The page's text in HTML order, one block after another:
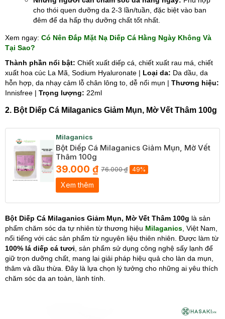
cho thói quen dưỡng da 2-3 lần/tuần, đặc biệt vào ban
đêm để da hấp thụ dưỡng chất tốt nhất.
Xem ngay: Có Nên Đắp Mặt Nạ Diếp Cá Hằng Ngày Không Và
Tại Sao?
Thành phần nổi bật: Chiết xuất diếp cá, chiết xuất rau má, chiết
xuất hoa cúc La Mã, Sodium Hyaluronate | Loại da: Da dầu, da
hỗn hợp, da nhạy cảm lỗ chân lông to, dễ nổi mụn | Thương hiệu:
Innisfree | Trọng lượng: 22ml
2. Bột Diếp Cá Milaganics Giảm Mụn, Mờ Vết Thâm 100g
Milaganics
Bột Diếp Cá Milaganics Giảm Mụn, Mờ Vết
Thâm 100g
39.000 ₫ 76.000 ₫ 49%
Xem thêm
Bột Diếp Cá Milaganics Giảm Mụn, Mờ Vết Thâm 100g là sản
phẩm chăm sóc da tự nhiên từ thương hiệu Milaganics , Việt Nam,
nổi tiếng với các sản phẩm từ nguyên liệu thiên nhiên. Được làm từ
100% lá diếp cá tươi , sản phẩm sử dụng công nghệ sấy lạnh để
giữ trọn dưỡng chất, mang lại giải pháp hiệu quả cho làn da mụn,
thâm và dầu thừa. Đây là lựa chọn lý tưởng cho những ai yêu thích
chăm sóc da an toàn, lành tính.